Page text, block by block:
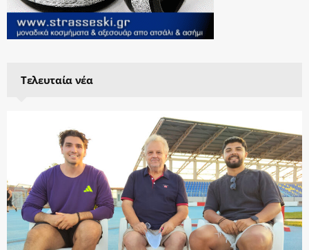
Τελευταία νέα